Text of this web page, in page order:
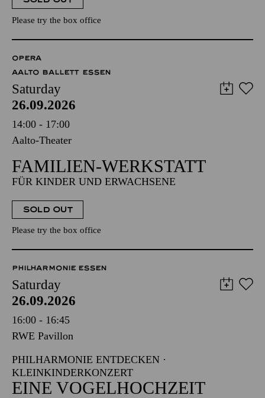
Please try the box office
OPERA
AALTO BALLETT ESSEN
Saturday
26.09.2026
14:00 - 17:00
Aalto-Theater
FAMILIEN-WERKSTATT
FÜR KINDER UND ERWACHSENE
SOLD OUT
Please try the box office
PHILHARMONIE ESSEN
Saturday
26.09.2026
16:00 - 16:45
RWE Pavillon
PHILHARMONIE ENTDECKEN ·
KLEINKINDERKONZERT
EINE VOGELHOCHZEIT